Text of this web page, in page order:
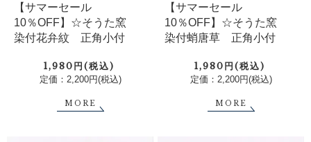
【サマーセール
10％OFF】☆そうた窯
染付花弁紋 正角小付
1,980円(税込)
定価：2,200円(税込)
MORE
【サマーセール
10％OFF】☆そうた窯
染付蛸唐草 正角小付
1,980円(税込)
定価：2,200円(税込)
MORE